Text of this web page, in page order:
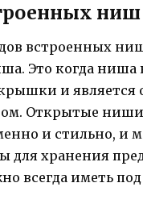
ниш
встроенных
Это когда ниша
и
Открытые
и стильно, и
для хранения
всегда иметь